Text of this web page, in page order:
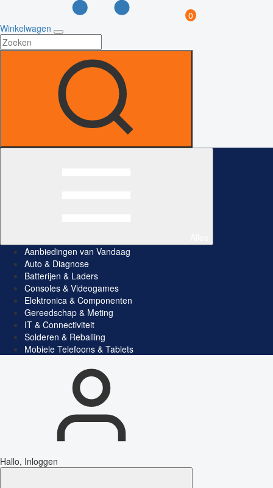
0
Winkelwagen
Aanbiedingen van Vandaag
Auto & Diagnose
Batterijen & Laders
Consoles & Videogames
Elektronica & Componenten
Gereedschap & Meting
IT & Connectiviteit
Solderen & Reballing
Mobiele Telefoons & Tablets
Hallo, Inloggen